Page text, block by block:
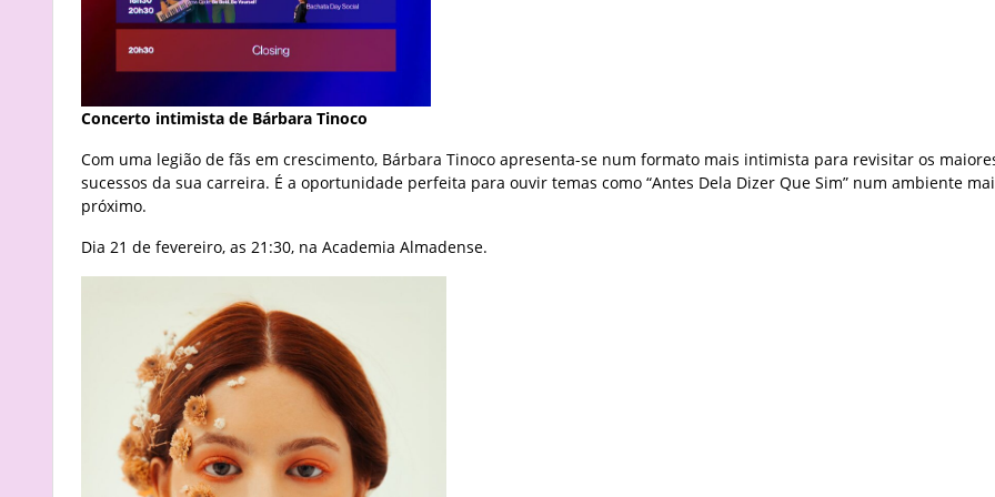
Concerto intimista de Bárbara Tinoco
Com uma legião de fãs em crescimento, Bárbara Tinoco apresenta-se num formato mais intimista para revisitar os
sucessos da sua carreira. É a oportunidade perfeita para ouvir temas como “Antes Dela Dizer Que Sim” num ambiente
próximo.
Dia 21 de fevereiro, as 21:30, na Academia Almadense.